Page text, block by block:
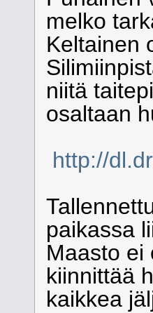
melko
Keltainen
niitä
osaltaan
http://
paikassa
Maasto ei
kiinnittää
kaikkea